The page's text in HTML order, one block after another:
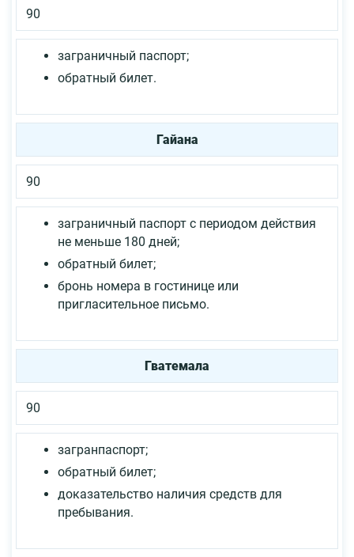
90
заграничный паспорт;
обратный билет.
Гайана
90
заграничный паспорт с периодом действия
не меньше 180 дней;
обратный билет;
бронь номера в гостинице или
пригласительное письмо.
Гватемала
90
загранпаспорт;
обратный билет;
доказательство наличия средств для
пребывания.